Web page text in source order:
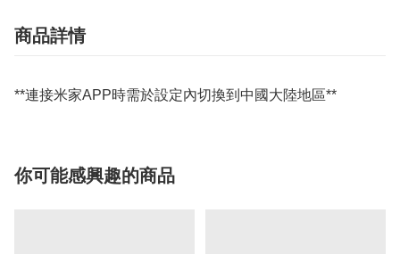
商品詳情
**連接米家APP時需於設定內切換到中國大陸地區**
你可能感興趣的商品